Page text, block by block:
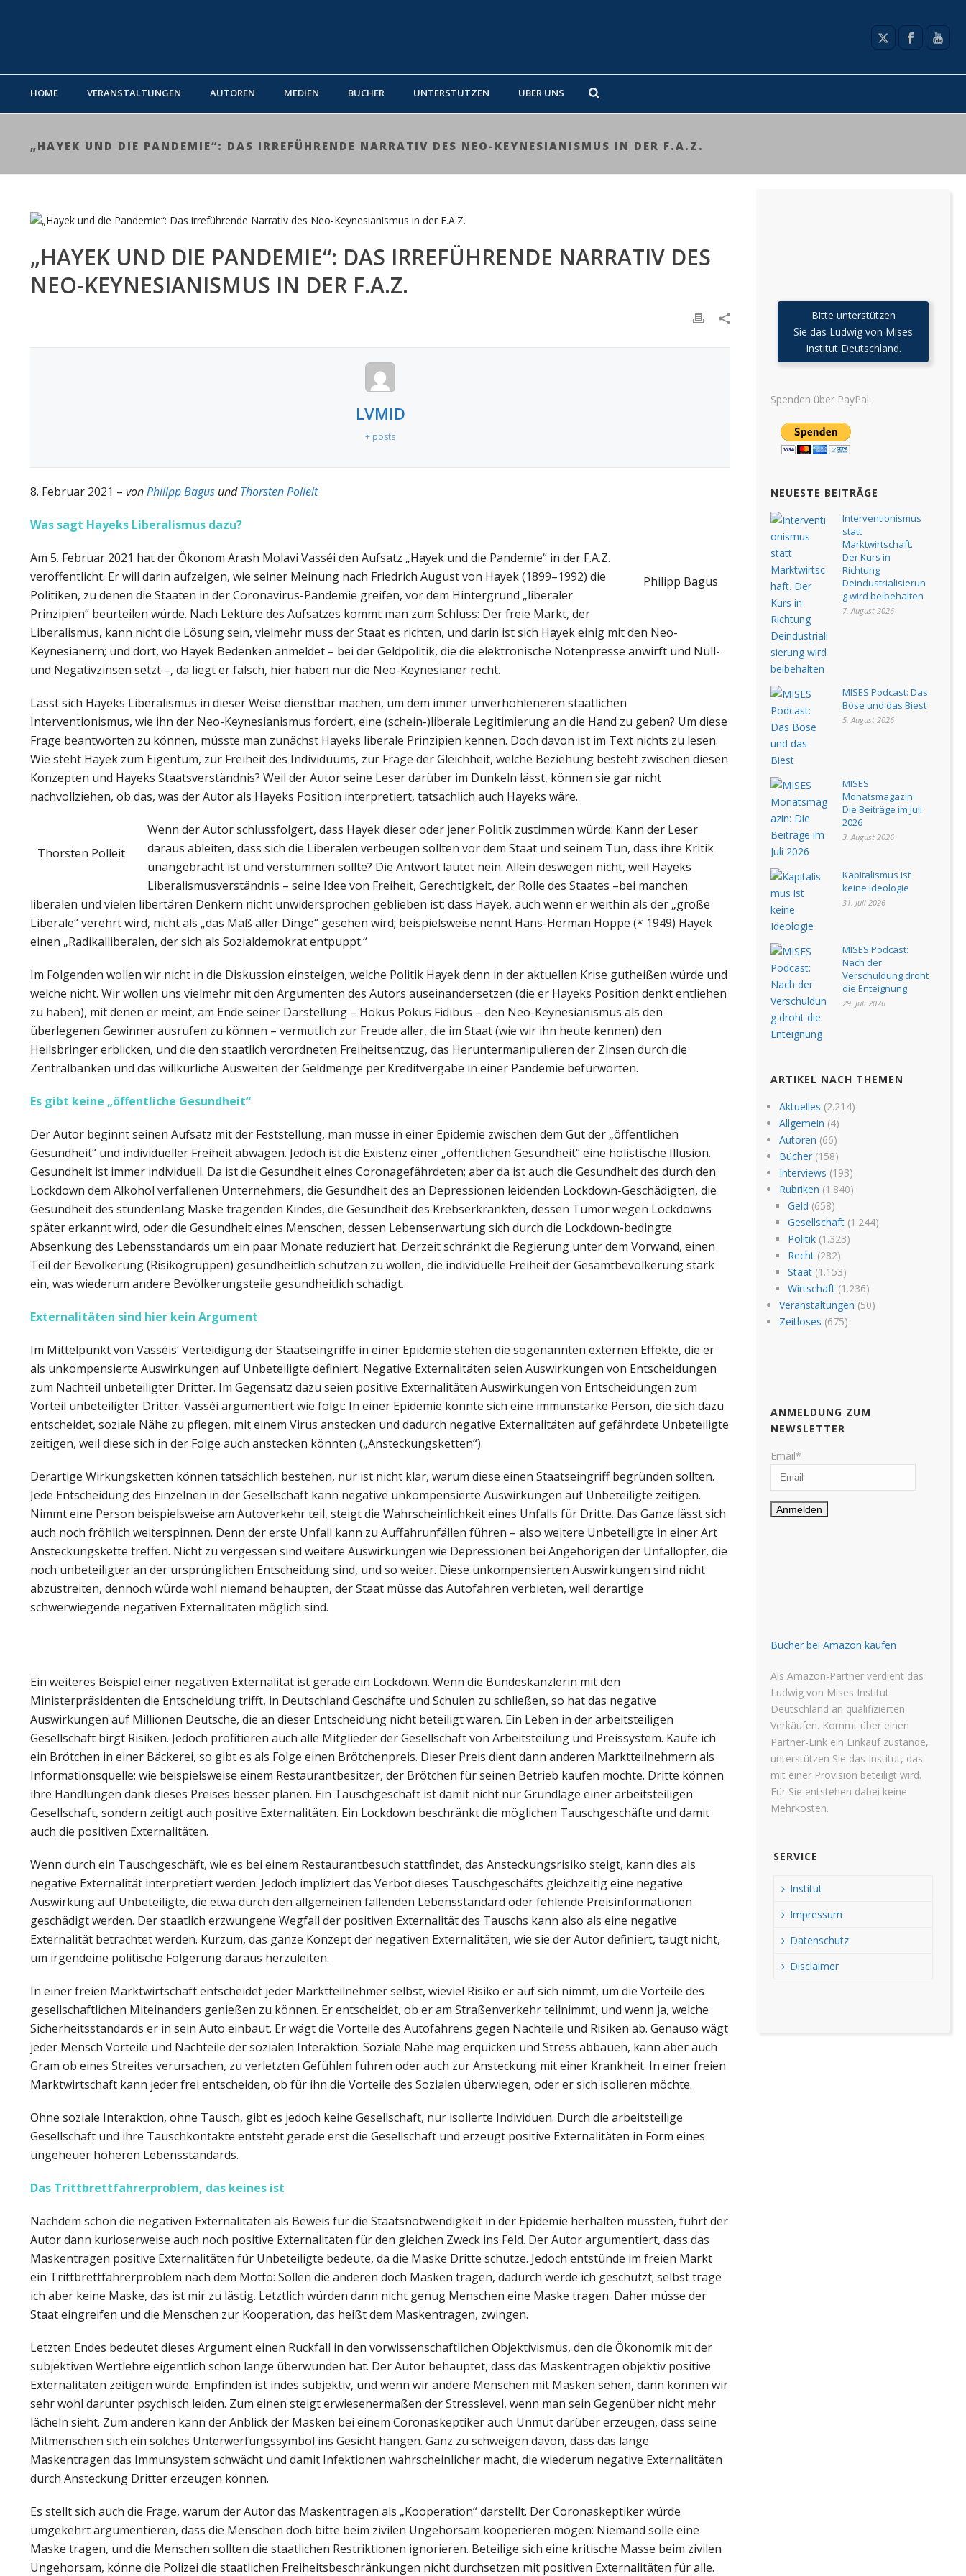
HOME VERANSTALTUNGEN AUTOREN MEDIEN BÜCHER UNTERSTÜTZEN ÜBER UNS
„HAYEK UND DIE PANDEMIE“: DAS IRREFÜHRENDE NARRATIV DES NEO-KEYNESIANISMUS IN DER F.A.Z.
„HAYEK UND DIE PANDEMIE“: DAS IRREFÜHRENDE NARRATIV DES
NEO-KEYNESIANISMUS IN DER F.A.Z.
LVMID
+ posts
8. Februar 2021 – vonPhilipp Bagus undThorsten Polleit
Was sagt Hayeks Liberalismus dazu?
Philipp Bagus
Am 5. Februar 2021 hat der Ökonom Arash Molavi Vasséi den Aufsatz „Hayek und die Pandemie“ in der F.A.Z.
veröffentlicht. Er will darin aufzeigen, wie seiner Meinung nach Friedrich August von Hayek (1899–1992) die
Politiken, zu denen die Staaten in der Coronavirus-Pandemie greifen, vor dem Hintergrund „liberaler
Prinzipien“ beurteilen würde. Nach Lektüre des Aufsatzes kommt man zum Schluss: Der freie Markt, der
Liberalismus, kann nicht die Lösung sein, vielmehr muss der Staat es richten, und darin ist sich Hayek einig mit den Neo-
Keynesianern; und dort, wo Hayek Bedenken anmeldet – bei der Geldpolitik, die die elektronische Notenpresse anwirft und Null-
und Negativzinsen setzt –, da liegt er falsch, hier haben nur die Neo-Keynesianer recht.
Lässt sich Hayeks Liberalismus in dieser Weise dienstbar machen, um dem immer unverhohleneren staatlichen
Interventionismus, wie ihn der Neo-Keynesianismus fordert, eine (schein-)liberale Legitimierung an die Hand zu geben? Um diese
Frage beantworten zu können, müsste man zunächst Hayeks liberale Prinzipien kennen. Doch davon ist im Text nichts zu lesen.
Wie steht Hayek zum Eigentum, zur Freiheit des Individuums, zur Frage der Gleichheit, welche Beziehung besteht zwischen diesen
Konzepten und Hayeks Staatsverständnis? Weil der Autor seine Leser darüber im Dunkeln lässt, können sie gar nicht
nachvollziehen, ob das, was der Autor als Hayeks Position interpretiert, tatsächlich auch Hayeks wäre.
Thorsten Polleit
Wenn der Autor schlussfolgert, dass Hayek dieser oder jener Politik zustimmen würde: Kann der Leser
daraus ableiten, dass sich die Liberalen verbeugen sollten vor dem Staat und seinem Tun, dass ihre Kritik
unangebracht ist und verstummen sollte? Die Antwort lautet nein. Allein deswegen nicht, weil Hayeks
Liberalismusverständnis – seine Idee von Freiheit, Gerechtigkeit, der Rolle des Staates –bei manchen
liberalen und vielen libertären Denkern nicht unwidersprochen geblieben ist; dass Hayek, auch wenn er weithin als der „große
Liberale“ verehrt wird, nicht als „das Maß aller Dinge“ gesehen wird; beispielsweise nennt Hans-Herman Hoppe (* 1949) Hayek
einen „Radikalliberalen, der sich als Sozialdemokrat entpuppt.“
Im Folgenden wollen wir nicht in die Diskussion einsteigen, welche Politik Hayek denn in der aktuellen Krise gutheißen würde und
welche nicht. Wir wollen uns vielmehr mit den Argumenten des Autors auseinandersetzen (die er Hayeks Position denkt entliehen
zu haben), mit denen er meint, am Ende seiner Darstellung – Hokus Pokus Fidibus – den Neo-Keynesianismus als den
überlegenen Gewinner ausrufen zu können – vermutlich zur Freude aller, die im Staat (wie wir ihn heute kennen) den
Heilsbringer erblicken, und die den staatlich verordneten Freiheitsentzug, das Heruntermanipulieren der Zinsen durch die
Zentralbanken und das willkürliche Ausweiten der Geldmenge per Kreditvergabe in einer Pandemie befürworten.
Es gibt keine „öffentliche Gesundheit“
Der Autor beginnt seinen Aufsatz mit der Feststellung, man müsse in einer Epidemie zwischen dem Gut der „öffentlichen
Gesundheit“ und individueller Freiheit abwägen. Jedoch ist die Existenz einer „öffentlichen Gesundheit“ eine holistische Illusion.
Gesundheit ist immer individuell. Da ist die Gesundheit eines Coronagefährdeten; aber da ist auch die Gesundheit des durch den
Lockdown dem Alkohol verfallenen Unternehmers, die Gesundheit des an Depressionen leidenden Lockdown-Geschädigten, die
Gesundheit des stundenlang Maske tragenden Kindes, die Gesundheit des Krebserkrankten, dessen Tumor wegen Lockdowns
später erkannt wird, oder die Gesundheit eines Menschen, dessen Lebenserwartung sich durch die Lockdown-bedingte
Absenkung des Lebensstandards um ein paar Monate reduziert hat. Derzeit schränkt die Regierung unter dem Vorwand, einen
Teil der Bevölkerung (Risikogruppen) gesundheitlich schützen zu wollen, die individuelle Freiheit der Gesamtbevölkerung stark
ein, was wiederum andere Bevölkerungsteile gesundheitlich schädigt.
Externalitäten sind hier kein Argument
Im Mittelpunkt von Vasséis‘ Verteidigung der Staatseingriffe in einer Epidemie stehen die sogenannten externen Effekte, die er
als unkompensierte Auswirkungen auf Unbeteiligte definiert. Negative Externalitäten seien Auswirkungen von Entscheidungen
zum Nachteil unbeteiligter Dritter. Im Gegensatz dazu seien positive Externalitäten Auswirkungen von Entscheidungen zum
Vorteil unbeteiligter Dritter. Vasséi argumentiert wie folgt: In einer Epidemie könnte sich eine immunstarke Person, die sich dazu
entscheidet, soziale Nähe zu pflegen, mit einem Virus anstecken und dadurch negative Externalitäten auf gefährdete Unbeteiligte
zeitigen, weil diese sich in der Folge auch anstecken könnten („Ansteckungsketten“).
Derartige Wirkungsketten können tatsächlich bestehen, nur ist nicht klar, warum diese einen Staatseingriff begründen sollten.
Jede Entscheidung des Einzelnen in der Gesellschaft kann negative unkompensierte Auswirkungen auf Unbeteiligte zeitigen.
Nimmt eine Person beispielsweise am Autoverkehr teil, steigt die Wahrscheinlichkeit eines Unfalls für Dritte. Das Ganze lässt sich
auch noch fröhlich weiterspinnen. Denn der erste Unfall kann zu Auffahrunfällen führen – also weitere Unbeteiligte in einer Art
Ansteckungskette treffen. Nicht zu vergessen sind weitere Auswirkungen wie Depressionen bei Angehörigen der Unfallopfer, die
noch unbeteiligter an der ursprünglichen Entscheidung sind, und so weiter. Diese unkompensierten Auswirkungen sind nicht
abzustreiten, dennoch würde wohl niemand behaupten, der Staat müsse das Autofahren verbieten, weil derartige
schwerwiegende negativen Externalitäten möglich sind.
Ein weiteres Beispiel einer negativen Externalität ist gerade ein Lockdown. Wenn die Bundeskanzlerin mit den
Ministerpräsidenten die Entscheidung trifft, in Deutschland Geschäfte und Schulen zu schließen, so hat das negative
Auswirkungen auf Millionen Deutsche, die an dieser Entscheidung nicht beteiligt waren. Ein Leben in der arbeitsteiligen
Gesellschaft birgt Risiken. Jedoch profitieren auch alle Mitglieder der Gesellschaft von Arbeitsteilung und Preissystem. Kaufe ich
ein Brötchen in einer Bäckerei, so gibt es als Folge einen Brötchenpreis. Dieser Preis dient dann anderen Marktteilnehmern als
Informationsquelle; wie beispielsweise einem Restaurantbesitzer, der Brötchen für seinen Betrieb kaufen möchte. Dritte können
ihre Handlungen dank dieses Preises besser planen. Ein Tauschgeschäft ist damit nicht nur Grundlage einer arbeitsteiligen
Gesellschaft, sondern zeitigt auch positive Externalitäten. Ein Lockdown beschränkt die möglichen Tauschgeschäfte und damit
auch die positiven Externalitäten.
Wenn durch ein Tauschgeschäft, wie es bei einem Restaurantbesuch stattfindet, das Ansteckungsrisiko steigt, kann dies als
negative Externalität interpretiert werden. Jedoch impliziert das Verbot dieses Tauschgeschäfts gleichzeitig eine negative
Auswirkung auf Unbeteiligte, die etwa durch den allgemeinen fallenden Lebensstandard oder fehlende Preisinformationen
geschädigt werden. Der staatlich erzwungene Wegfall der positiven Externalität des Tauschs kann also als eine negative
Externalität betrachtet werden. Kurzum, das ganze Konzept der negativen Externalitäten, wie sie der Autor definiert, taugt nicht,
um irgendeine politische Folgerung daraus herzuleiten.
In einer freien Marktwirtschaft entscheidet jeder Marktteilnehmer selbst, wieviel Risiko er auf sich nimmt, um die Vorteile des
gesellschaftlichen Miteinanders genießen zu können. Er entscheidet, ob er am Straßenverkehr teilnimmt, und wenn ja, welche
Sicherheitsstandards er in sein Auto einbaut. Er wägt die Vorteile des Autofahrens gegen Nachteile und Risiken ab. Genauso wägt
jeder Mensch Vorteile und Nachteile der sozialen Interaktion. Soziale Nähe mag erquicken und Stress abbauen, kann aber auch
Gram ob eines Streites verursachen, zu verletzten Gefühlen führen oder auch zur Ansteckung mit einer Krankheit. In einer freien
Marktwirtschaft kann jeder frei entscheiden, ob für ihn die Vorteile des Sozialen überwiegen, oder er sich isolieren möchte.
Ohne soziale Interaktion, ohne Tausch, gibt es jedoch keine Gesellschaft, nur isolierte Individuen. Durch die arbeitsteilige
Gesellschaft und ihre Tauschkontakte entsteht gerade erst die Gesellschaft und erzeugt positive Externalitäten in Form eines
ungeheuer höheren Lebensstandards.
Das Trittbrettfahrerproblem, das keines ist
Nachdem schon die negativen Externalitäten als Beweis für die Staatsnotwendigkeit in der Epidemie herhalten mussten, führt der
Autor dann kurioserweise auch noch positive Externalitäten für den gleichen Zweck ins Feld. Der Autor argumentiert, dass das
Maskentragen positive Externalitäten für Unbeteiligte bedeute, da die Maske Dritte schütze. Jedoch entstünde im freien Markt
ein Trittbrettfahrerproblem nach dem Motto: Sollen die anderen doch Masken tragen, dadurch werde ich geschützt; selbst trage
ich aber keine Maske, das ist mir zu lästig. Letztlich würden dann nicht genug Menschen eine Maske tragen. Daher müsse der
Staat eingreifen und die Menschen zur Kooperation, das heißt dem Maskentragen, zwingen.
Letzten Endes bedeutet dieses Argument einen Rückfall in den vorwissenschaftlichen Objektivismus, den die Ökonomik mit der
subjektiven Wertlehre eigentlich schon lange überwunden hat. Der Autor behauptet, dass das Maskentragen objektiv positive
Externalitäten zeitigen würde. Empfinden ist indes subjektiv, und wenn wir andere Menschen mit Masken sehen, dann können wir
sehr wohl darunter psychisch leiden. Zum einen steigt erwiesenermaßen der Stresslevel, wenn man sein Gegenüber nicht mehr
lächeln sieht. Zum anderen kann der Anblick der Masken bei einem Coronaskeptiker auch Unmut darüber erzeugen, dass seine
Mitmenschen sich ein solches Unterwerfungssymbol ins Gesicht hängen. Ganz zu schweigen davon, dass das lange
Maskentragen das Immunsystem schwächt und damit Infektionen wahrscheinlicher macht, die wiederum negative Externalitäten
durch Ansteckung Dritter erzeugen können.
Es stellt sich auch die Frage, warum der Autor das Maskentragen als „Kooperation“ darstellt. Der Coronaskeptiker würde
umgekehrt argumentieren, dass die Menschen doch bitte beim zivilen Ungehorsam kooperieren mögen: Niemand solle eine
Maske tragen, und die Menschen sollten die staatlichen Restriktionen ignorieren. Beteilige sich eine kritische Masse beim zivilen
Ungehorsam, könne die Polizei die staatlichen Freiheitsbeschränkungen nicht durchsetzen mit positiven Externalitäten für alle.
Bitte unterstützen
Sie das Ludwig von Mises
Institut Deutschland.
Spenden über PayPal:
NEUESTE BEITRÄGE
Interventionismus
statt
Marktwirtschaft.
Der Kurs in
Richtung
Deindustrialisierun
g wird beibehalten
7. August 2026
MISES Podcast: Das
Böse und das Biest
5. August 2026
MISES
Monatsmagazin:
Die Beiträge im Juli
2026
3. August 2026
Kapitalismus ist
keine Ideologie
31. Juli 2026
MISES Podcast:
Nach der
Verschuldung droht
die Enteignung
29. Juli 2026
ARTIKEL NACH THEMEN
Aktuelles (2.214)
Allgemein (4)
Autoren (66)
Bücher(158)
Interviews (193)
Rubriken (1.840)
Geld (658)
Gesellschaft(1.244)
Politik(1.323)
Recht(282)
Staat(1.153)
Wirtschaft(1.236)
Veranstaltungen (50)
Zeitloses (675)
ANMELDUNG ZUM
NEWSLETTER
Email*
Bücher bei Amazon kaufen
Als Amazon-Partner verdient das
Ludwig von Mises Institut
Deutschland an qualifizierten
Verkäufen. Kommt über einen
Partner-Link ein Einkauf zustande,
unterstützen Sie das Institut, das
mit einer Provision beteiligt wird.
Für Sie entstehen dabei keine
Mehrkosten.
SERVICE
Institut
Impressum
Datenschutz
Disclaimer